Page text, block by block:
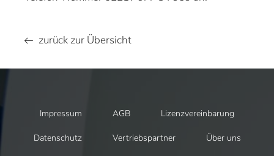
zurück zur Übersicht
Impressum AGB Lizenzvereinbarung
Datenschutz Vertriebspartner Über uns